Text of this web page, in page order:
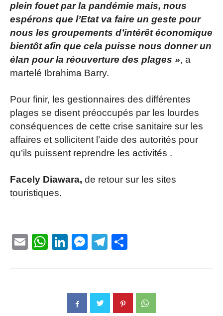
plein fouet par la pandémie mais, nous
espérons que l’Etat va faire un geste pour
nous les groupements d’intérêt économique
bientôt afin que cela puisse nous donner un
élan pour la réouverture des plages », a
martelé Ibrahima Barry.
Pour finir, les gestionnaires des différentes
plages se disent préoccupés par les lourdes
conséquences de cette crise sanitaire sur les
affaires et sollicitent l’aide des autorités pour
qu’ils puissent reprendre les activités .
Facely Diawara, de retour sur les sites
touristiques.
EmailWhatsApp
LinkedIn
Messenger
Telegram